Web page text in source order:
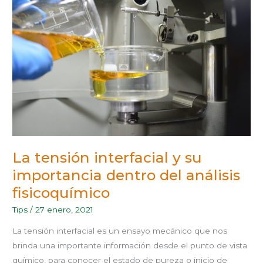
La tensión interfacial y su
importancia dentro del análisis
fisicoquímico
Tips /27 enero, 2021
La tensión interfacial es un ensayo mecánico que nos
brinda una importante información desde el punto de vista
químico, para conocer el estado de pureza o inicio de
Y
SU
IMPORTANCIA
DENTRO
DEL
ANÁLISIS
FISICOQUÍMICO